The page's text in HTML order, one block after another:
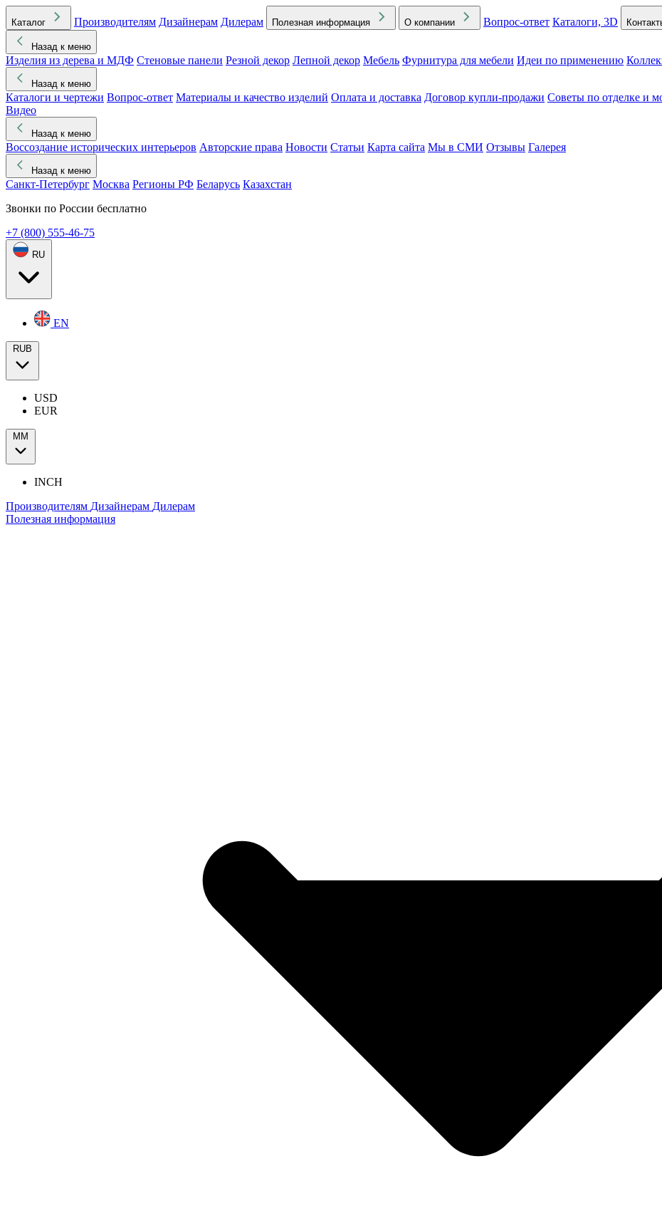
Каталог Производителям Дизайнерам Дилерам Полезная информация О компании Вопрос-ответ Каталоги, 3D
Назад к меню
Изделия из дерева и МДФ Стеновые панели Резной декор Лепной декор Мебель Фурнитура для мебели Идеи по применению
Назад к меню
Каталоги и чертежи Вопрос-ответ Материалы и качество изделий Оплата и доставка Договор купли-продажи Советы по отделке и
Видео
Назад к меню
Воссоздание исторических интерьеров Авторские права Новости Статьи Карта сайта Мы в СМИ Отзывы Галерея
Назад к меню
Санкт-Петербург Москва Регионы РФ Беларусь Казахстан
Звонки по России бесплатно
+7 (800) 555-46-75
RU
EN
RUB
USD
EUR
ММ
INCH
Производителям Дизайнерам Дилерам
Полезная информация